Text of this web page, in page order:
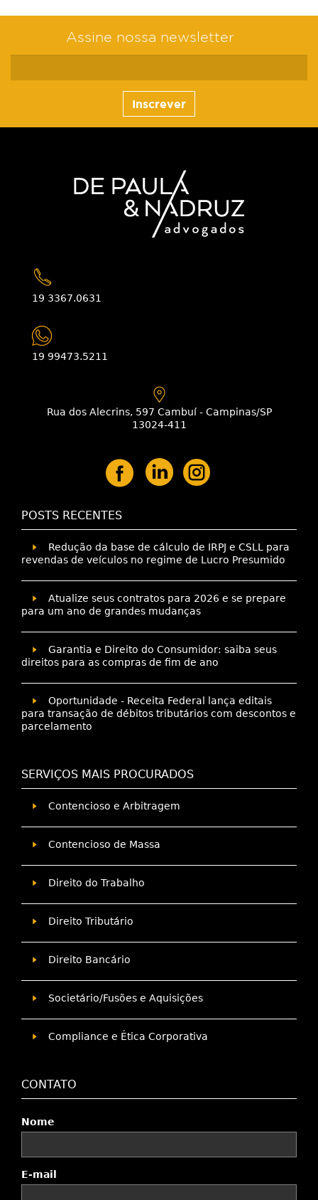
Assine nossa newsletter
Inscrever
19 3367.0631
19 99473.5211
Rua dos Alecrins, 597 Cambuí - Campinas/SP
13024-411
POSTS RECENTES
Redução da base de cálculo de IRPJ e CSLL para
revendas de veículos no regime de Lucro Presumido
Atualize seus contratos para 2026 e se prepare
para um ano de grandes mudanças
Garantia e Direito do Consumidor: saiba seus
direitos para as compras de fim de ano
Oportunidade - Receita Federal lança editais
para transação de débitos tributários com descontos e
parcelamento
SERVIÇOS MAIS PROCURADOS
Contencioso e Arbitragem
Contencioso de Massa
Direito do Trabalho
Direito Tributário
Direito Bancário
Societário/Fusões e Aquisições
Compliance e Ética Corporativa
CONTATO
Nome
E-mail